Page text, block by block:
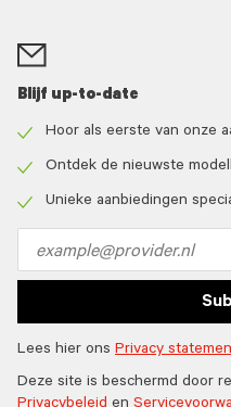
Blijf up-to-date
icon
Hoor als eerste van onze
icon
Ontdek de nieuwste
Unieke aanbiedingen
address
Lees hier ons Privacy
Deze site is beschermd door